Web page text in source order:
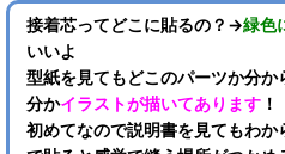
接着芯ってどこに貼るの？→緑色
いいよ
型紙を見てもどこのパーツか分
分かイラストが描いてあります ！
初めてなので説明書を見てもわ